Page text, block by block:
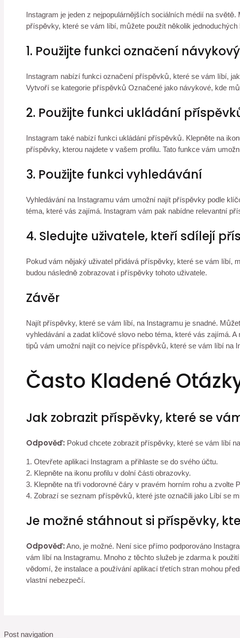
Instagram je jeden z nejpopulárnějších sociálních médií na
příspěvky, které se vám líbí, můžete použít několik jednoduchých
1. Použijte funkci označení
Instagram nabízí funkci označení příspěvků, které se vám líbí,
Vytvoří se kategorie příspěvků Označené jako návykové, kde
2. Použijte funkci ukládání
Instagram také nabízí funkci ukládání příspěvků. Klepněte na
příspěvky, kterou najdete v vašem profilu. Tato funkce vám
3. Použijte funkci vyhledávání
Vyhledávání na Instagramu vám umožní najít příspěvky podle
téma, které vás zajímá. Instagram vám pak nabídne relevantní
4. Sledujte uživatele, kteří sdílejí
Pokud vám nějaký uživatel přidává příspěvky, které se vám líbí,
budou následně zobrazovat i příspěvky tohoto uživatele.
Závěr
Najít příspěvky, které se vám líbí, na Instagramu je snadné.
vyhledávání a zadat klíčové slovo nebo téma, které vás zajímá.
tipů vám umožní najít co nejvíce příspěvků, které se vám líbí na
Často Kladené
Jak zobrazit příspěvky, které se
Odpověď: Pokud chcete zobrazit příspěvky, které se vám líbí
1. Otevřete aplikaci Instagram a přihlaste se do svého účtu.
2. Klepněte na ikonu profilu v dolní části obrazovky.
3. Klepněte na tři vodorovné čáry v pravém horním rohu a zvolte
4. Zobrazí se seznam příspěvků, které jste označili jako Líbí se
Je možné stáhnout si příspěvky,
Odpověď: Ano, je možné. Není sice přímo podporováno
vám líbí na Instagramu. Mnoho z těchto služeb je zdarma k
vědomí, že instalace a používání aplikací třetích stran mohou
vlastní nebezpečí.
Post navigation